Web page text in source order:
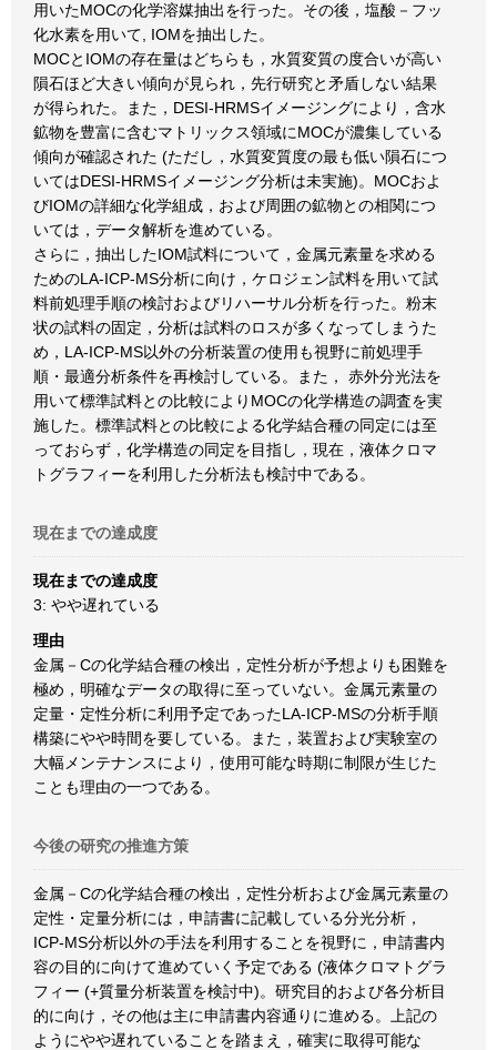
用いたMOCの化学溶媒抽出を行った。その後，塩酸－フッ
化水素を用いて, IOMを抽出した。
MOCとIOMの存在量はどちらも，水質変質の度合いが高い
隕石ほど大きい傾向が見られ，先行研究と矛盾しない結果
が得られた。また，DESI-HRMSイメージングにより，含水
鉱物を豊富に含むマトリックス領域にMOCが濃集している
傾向が確認された (ただし，水質変質度の最も低い隕石につ
いてはDESI-HRMSイメージング分析は未実施)。MOCおよ
びIOMの詳細な化学組成，および周囲の鉱物との相関につ
いては，データ解析を進めている。
さらに，抽出したIOM試料について，金属元素量を求める
ためのLA-ICP-MS分析に向け，ケロジェン試料を用いて試
料前処理手順の検討およびリハーサル分析を行った。粉末
状の試料の固定，分析は試料のロスが多くなってしまうた
め，LA-ICP-MS以外の分析装置の使用も視野に前処理手
順・最適分析条件を再検討している。また， 赤外分光法を
用いて標準試料との比較によりMOCの化学構造の調査を実
施した。標準試料との比較による化学結合種の同定には至
っておらず，化学構造の同定を目指し，現在，液体クロマ
トグラフィーを利用した分析法も検討中である。
現在までの達成度
現在までの達成度
3: やや遅れている
理由
金属－Cの化学結合種の検出，定性分析が予想よりも困難を
極め，明確なデータの取得に至っていない。金属元素量の
定量・定性分析に利用予定であったLA-ICP-MSの分析手順
構築にやや時間を要している。また，装置および実験室の
大幅メンテナンスにより，使用可能な時期に制限が生じた
ことも理由の一つである。
今後の研究の推進方策
金属－Cの化学結合種の検出，定性分析および金属元素量の
定性・定量分析には，申請書に記載している分光分析，
ICP-MS分析以外の手法を利用することを視野に，申請書内
容の目的に向けて進めていく予定である (液体クロマトグラ
フィー (+質量分析装置を検討中)。研究目的および各分析目
的に向け，その他は主に申請書内容通りに進める。上記の
ようにやや遅れていることを踏まえ，確実に取得可能な